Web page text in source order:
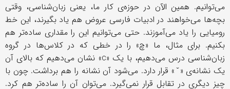
می‌توانیم. همین الآن در حوزه‌ی کار ما، یعنی زبان‌شناسی، وقتی
بچه‌ها می‌خواهند در ادبیات فارسی عروض هم یاد بگیرند، این خط
رومیایی را یاد می‌آموزند. حتی می‌توانیم این را مقداری ساده‌تر هم
بکنیم. برای مثال، ما «چ» را در خطی که در کلاس‌ها در گروه
زبان‌شناسی درس می‌دهیم، با یک «c» نشان می‌دهیم که بالای آن
یک نشانه‌ی «̌» قرار دارد. می‌شود آن نشانه را هم برداشت. چون با
چیز دیگری در تقابل قرار نمی‌گیرد. می‌توان آن را ساده‌تر هم کرد.